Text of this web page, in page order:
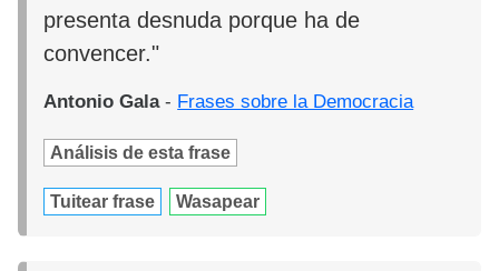
presenta desnuda porque ha de
convencer."
Antonio Gala- Frases sobre la Democracia
Análisis de esta frase
Tuitear frase Wasapear